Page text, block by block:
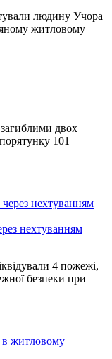
людину Учора
житловому
двох
101
нехтуванням
4 пожежі,
безпеки при